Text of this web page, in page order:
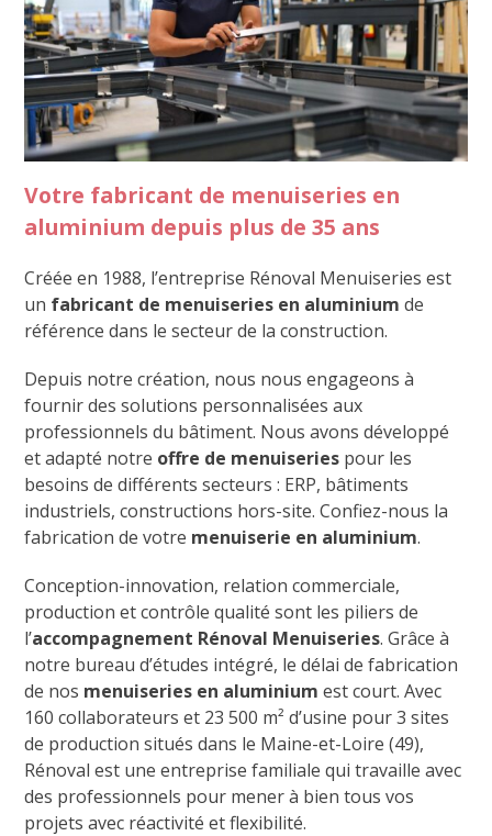
Votre fabricant de menuiseries en
aluminium depuis plus de 35 ans
Créée en 1988, l’entreprise Rénoval Menuiseries est
un fabricant de menuiseries en aluminiumde
référence dans le secteur de la construction.
Depuis notre création, nous nous engageons à
fournir des solutions personnalisées aux
professionnels du bâtiment. Nous avons développé
et adapté notre offre de menuiseries pour les
besoins de différents secteurs : ERP, bâtiments
industriels, constructions hors-site. Confiez-nous la
fabrication de votre menuiserie en aluminium.
Conception-innovation, relation commerciale,
production et contrôle qualité sont les piliers de
l’accompagnement Rénoval Menuiseries. Grâce à
notre bureau d’études intégré, le délai de fabrication
de nos menuiseries en aluminiumest court. Avec
160 collaborateurs et 23 500 m² d’usine pour 3 sites
de production situés dans le Maine-et-Loire (49),
Rénoval est une entreprise familiale qui travaille avec
des professionnels pour mener à bien tous vos
projets avec réactivité et flexibilité.